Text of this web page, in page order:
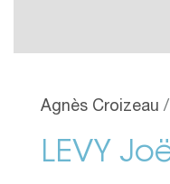
Agnès Croizeau
LEVY